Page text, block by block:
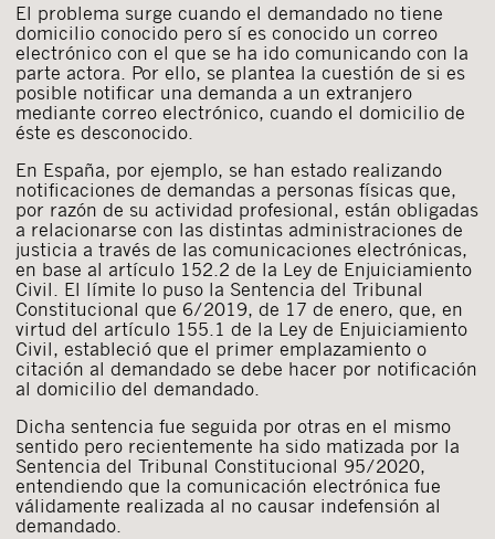
El problema surge cuando el demandado no tiene
domicilio conocido pero sí es conocido un correo
electrónico con el que se ha ido comunicando con la
parte actora. Por ello, se plantea la cuestión de si es
posible notificar una demanda a un extranjero
mediante correo electrónico, cuando el domicilio de
éste es desconocido.
En España, por ejemplo, se han estado realizando
notificaciones de demandas a personas físicas que,
por razón de su actividad profesional, están obligadas
a relacionarse con las distintas administraciones de
justicia a través de las comunicaciones electrónicas,
en base al artículo 152.2 de la Ley de Enjuiciamiento
Civil. El límite lo puso la Sentencia del Tribunal
Constitucional que 6/2019, de 17 de enero, que, en
virtud del artículo 155.1 de la Ley de Enjuiciamiento
Civil, estableció que el primer emplazamiento o
citación al demandado se debe hacer por notificación
al domicilio del demandado.
Dicha sentencia fue seguida por otras en el mismo
sentido pero recientemente ha sido matizada por la
Sentencia del Tribunal Constitucional 95/2020,
entendiendo que la comunicación electrónica fue
válidamente realizada al no causar indefensión al
demandado.